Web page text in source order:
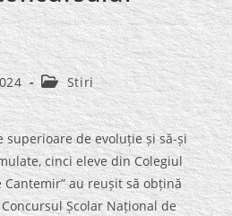
Post
category:
Stiri
superioare de evoluție și să-și
cinci eleve din Colegiul
au reușit să obțină
Școlar Național de